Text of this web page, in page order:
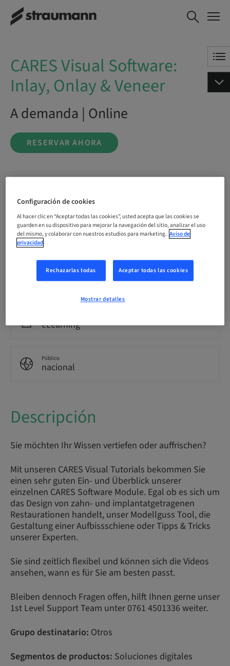
CARES Visual Software:
Inlay, Onlay & Veneer
RESERVAR AHORA
CARES Visual Software:
Inlay, Onlay & Veneer
A demanda | Online
RESERVAR AHORA
reservable
Idioma
Alemán
Puntos
0.00 Puntos
eLearning
Público
nacional
Descripción
Sie möchten Ihr Wissen vertiefen oder auffrischen?
Mit unseren CARES Visual Tutorials bekommen Sie
einen sehr guten Ein- und Überblick unserer
einzelnen CARES Software Module. Egal ob es sich um
das Design von zahn- und implantatgetragenen
Restaurationen handelt, unser Modellguss Tool, die
Gestaltung einer Aufbissschiene oder Tipps & Tricks
unserer Experten.
Sie sind zeitlich flexibel und können sich die Videos
ansehen, wann es für Sie am besten passt.
Bleiben dennoch Fragen offen, hilft Ihnen gerne unser
1st Level Support Team unter 0761 4501336 weiter.
Grupo destinatario: Otros
Segmentos de productos: Soluciones digitales
Configuración de cookies
Al hacer clic en “Aceptar todas las cookies”, usted acepta que las cookies se
guarden en su dispositivo para mejorar la navegación del sitio, analizar el uso
del mismo, y colaborar con nuestros estudios para marketing. Aviso de
privacidad
Rechazarlas todas Aceptar todas las cookies
Mostrar detalles